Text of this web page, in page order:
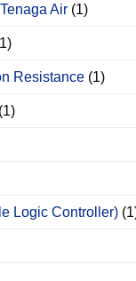
Air (1)
Resistance (1)
(1)
Logic Controller)